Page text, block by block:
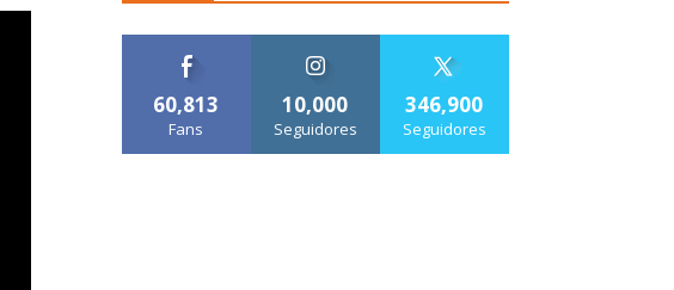
60,813
Fans
10,000
Seguidores
346,900
Seguidores